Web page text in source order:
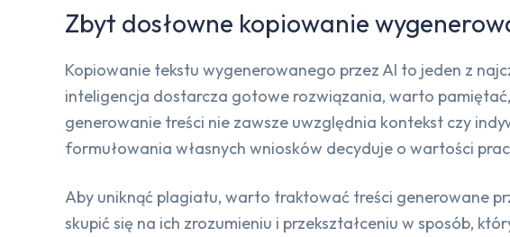
Zbyt dosłowne kopiowanie
Kopiowanie tekstu wygenerowanego przez AI to jeden z
inteligencja dostarcza gotowe rozwiązania, warto
generowanie treści nie zawsze uwzględnia kontekst czy
formułowania własnych wniosków decyduje o wartości
Aby uniknąć plagiatu, warto traktować treści generowane
skupić się na ich zrozumieniu i przekształceniu w sposób,